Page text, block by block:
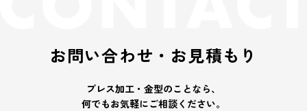
お問い合わせ・お見積もり
プレス加工・金型のことなら、
何でもお気軽にご相談ください。